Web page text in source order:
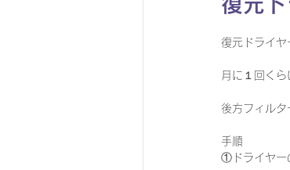
復元ドライヤ
月に１回くら
後方フィルタ
手順
①ドライヤー